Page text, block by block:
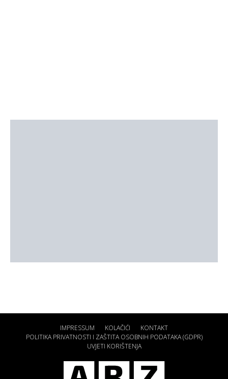
IMPRESSUM KOLAČIĆI
KONTAKT
POLITIKA PRIVATNOSTI I ZAŠTITA OSOBNIH PODATAKA (GDPR)
UVJETI KORIŠTENJA